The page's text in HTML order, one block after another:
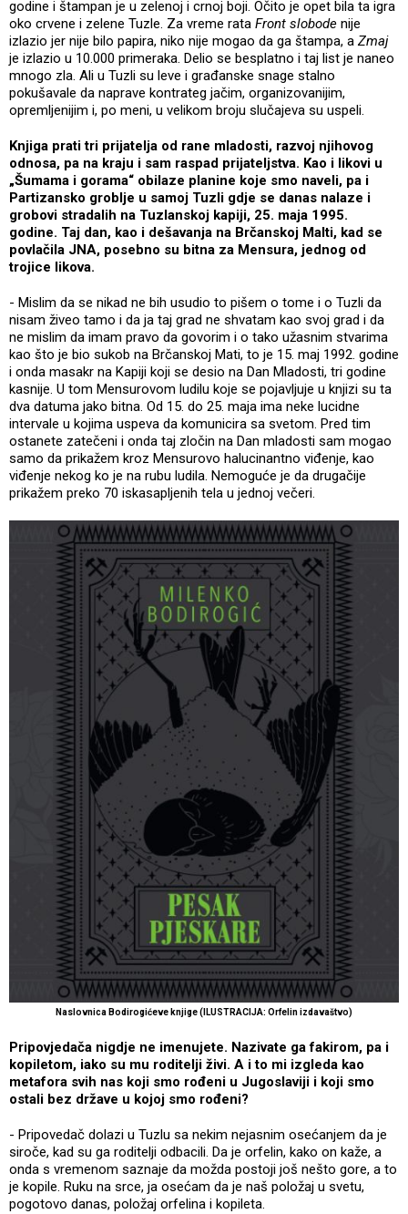
godine i štampan je u zelenoj i crnoj boji. Očito je opet bila ta igra
oko crvene i zelene Tuzle. Za vreme rata Front slobode nije
izlazio jer nije bilo papira, niko nije mogao da ga štampa, a Zmaj
je izlazio u 10.000 primeraka. Delio se besplatno i taj list je naneo
mnogo zla. Ali u Tuzli su leve i građanske snage stalno
pokušavale da naprave kontrateg jačim, organizovanijim,
opremljenijim i, po meni, u velikom broju slučajeva su uspeli.
Knjiga prati tri prijatelja od rane mladosti, razvoj njihovog
odnosa, pa na kraju i sam raspad prijateljstva. Kao i likovi u
„Šumama i gorama“ obilaze planine koje smo naveli, pa i
Partizansko groblje u samoj Tuzli gdje se danas nalaze i
grobovi stradalih na Tuzlanskoj kapiji, 25. maja 1995.
godine. Taj dan, kao i dešavanja na Brčanskoj Malti, kad se
povlačila JNA, posebno su bitna za Mensura, jednog od
trojice likova.
- Mislim da se nikad ne bih usudio to pišem o tome i o Tuzli da
nisam živeo tamo i da ja taj grad ne shvatam kao svoj grad i da
ne mislim da imam pravo da govorim i o tako užasnim stvarima
kao što je bio sukob na Brčanskoj Mati, to je 15. maj 1992. godine
i onda masakr na Kapiji koji se desio na Dan Mladosti, tri godine
kasnije. U tom Mensurovom ludilu koje se pojavljuje u knjizi su ta
dva datuma jako bitna. Od 15. do 25. maja ima neke lucidne
intervale u kojima uspeva da komunicira sa svetom. Pred tim
ostanete zatečeni i onda taj zločin na Dan mladosti sam mogao
samo da prikažem kroz Mensurovo halucinantno viđenje, kao
viđenje nekog ko je na rubu ludila. Nemoguće je da drugačije
prikažem preko 70 iskasapljenih tela u jednoj večeri.
Naslovnica Bodirogićeve knjige (ILUSTRACIJA: Orfelin izdavaštvo)
Pripovjedača nigdje ne imenujete. Nazivate ga fakirom, pa i
kopiletom, iako su mu roditelji živi. A i to mi izgleda kao
metafora svih nas koji smo rođeni u Jugoslaviji i koji smo
ostali bez države u kojoj smo rođeni?
- Pripovedač dolazi u Tuzlu sa nekim nejasnim osećanjem da je
siroče, kad su ga roditelji odbacili. Da je orfelin, kako on kaže, a
onda s vremenom saznaje da možda postoji još nešto gore, a to
je kopile. Ruku na srce, ja osećam da je naš položaj u svetu,
pogotovo danas, položaj orfelina i kopileta.